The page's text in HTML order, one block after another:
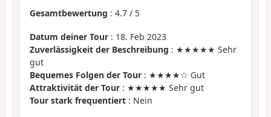
Gesamtbewertung : 4.7 / 5
Datum deiner Tour : 18. Feb 2023
Zuverlässigkeit der Beschreibung : ★★★★★ Sehr
gut
Bequemes Folgen der Tour : ★★★★☆ Gut
Attraktivität der Tour : ★★★★★ Sehr gut
Tour stark frequentiert : Nein